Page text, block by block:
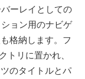
ーレイとしての
ョン用のナビゲ
格納します。フ
トリに置かれ、
のタイトルとパ